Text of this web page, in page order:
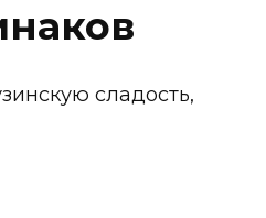
сладость,